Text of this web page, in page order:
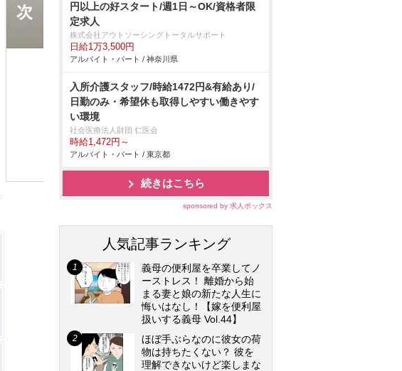
円以上の好スタート/週1日～OK/資格者限
定求人
株式会社アウトソーシングトータルサポート
日給1万3,500円
アルバイト・パート / 神奈川県
入所介護スタッフ/時給1472円&有給あり/
日勤のみ・希望休も取得しやすい働きやす
い環境
社会医療法人財団 仁医会
時給1,472円～
アルバイト・パート / 東京都
続きはこちら
sponsored by 求人ボックス
人気記事ランキング
義母の便利屋を卒業してノ
ーストレス！ 離婚から始
まる妻と娘の新たな人生に
悔いはなし！【嫁を便利屋
扱いする義母 Vol.44】
ほぼ手ぶらなのに彼女の荷
物は持ちたくない？ 彼を
理解できないけど楽しまな